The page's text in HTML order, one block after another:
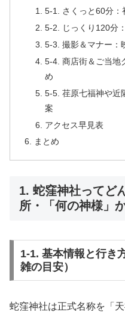
5-1. さくっと60分：
5-2. じっくり120分
5-3. 撮影＆マナー：
5-4. 商店街＆ご当地
め
5-5. 荏原七福神や近
案
アクセス早見表
まとめ
1. 蛇窪神社って
所・「何の神様」
1-1. 基本情報と行き
雑の目安）
蛇窪神社は正式名称を「